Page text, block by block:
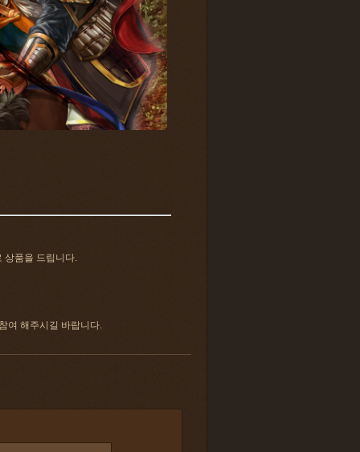
상품을 드립니다.
여 해주시길 바랍니다.